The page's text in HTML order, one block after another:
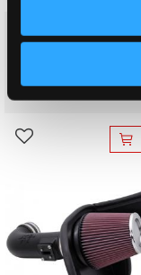
Camaro 5.0 (1981-1992)
878
Lägg till i